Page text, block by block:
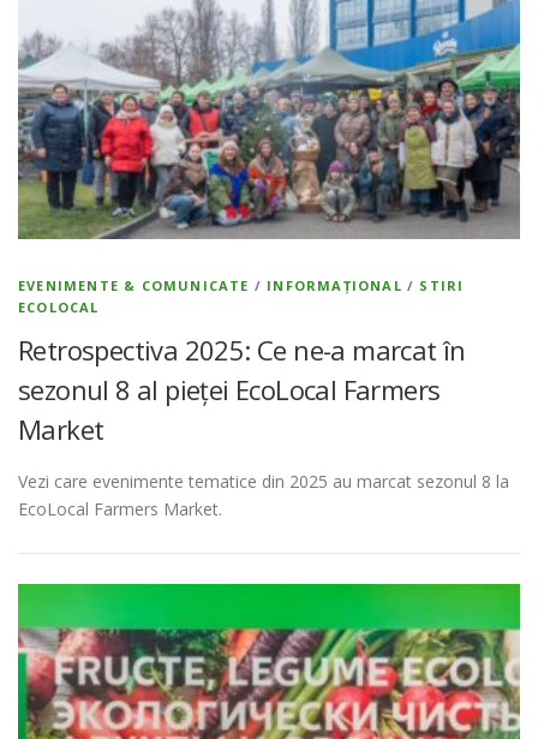
EVENIMENTE & COMUNICATE / INFORMAȚIONAL / STIRI
ECOLOCAL
Retrospectiva 2025: Ce ne-a marcat în
sezonul 8 al pieței EcoLocal Farmers
Market
Vezi care evenimente tematice din 2025 au marcat sezonul 8 la
EcoLocal Farmers Market.